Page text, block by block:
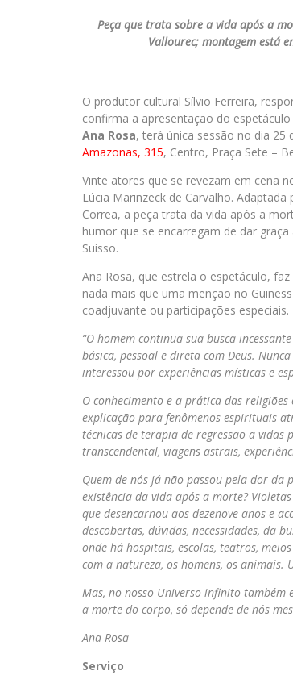
Peça que trata sobre a vida após a
Vallourec; montagem está
O produtor cultural Sílvio Ferreira,
confirma a apresentação do espetáculo
Ana Rosa, terá única sessão no dia 25
Amazonas, 315, Centro, Praça Sete –
Vinte atores que se revezam em cena
Lúcia Marinzeck de Carvalho.
Correa, a peça trata da vida após a
humor que se encarregam de dar
Suisso.
Ana Rosa, que estrela o espetáculo,
nada mais que uma menção no
coadjuvante ou participações especiais.
“O homem continua sua busca
básica, pessoal e direta com Deus.
interessou por experiências místicas e
O conhecimento e a prática das
explicação para fenômenos espirituais
técnicas de terapia de regressão a
transcendental, viagens astrais,
Quem de nós já não passou pela dor
existência da vida após a morte? Violetas
que desencarnou aos dezenove anos e
descobertas, dúvidas, necessidades, da
onde há hospitais, escolas, teatros,
com a natureza, os homens, os
Mas, no nosso Universo infinito também
a morte do corpo, só depende de nós
Ana
Serviço